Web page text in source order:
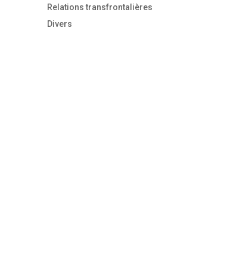
Relations transfrontalières
Divers